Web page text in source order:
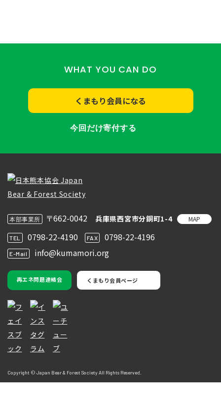
WHAT YOU CAN DO
くまもり会員になる
今回だけ寄付する
本部事業所 〒662-0042 兵庫県西宮市分銅町1-4 MAP
TEL 0798-22-4190 FAX 0798-22-4196
E-Mail info@kumamori.org
再エネ問題連絡会 くまもり会員ページ
Copyright © Japan Bear & Forest Society All Rights Reserved.